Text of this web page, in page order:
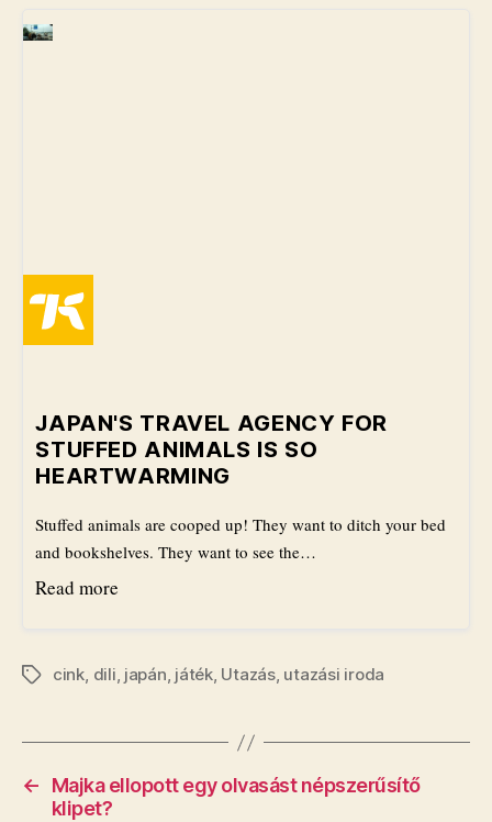
JAPAN'S TRAVEL AGENCY FOR
STUFFED ANIMALS IS SO
HEARTWARMING
Stuffed animals are cooped up! They want to ditch your bed
and bookshelves. They want to see the…
Read more
Címkék
cink, dili, japán, játék, Utazás, utazási iroda
←
Majka ellopott egy olvasást népszerűsítő
klipet?